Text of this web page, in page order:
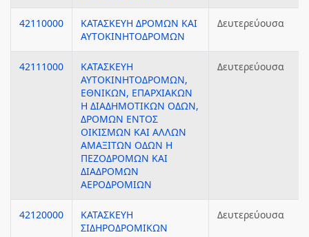
42110000
ΚΑΤΑΣΚΕΥΗ ΔΡΟΜΩΝ ΚΑΙ
ΑΥΤΟΚΙΝΗΤΟΔΡΟΜΩΝ
Δευτερεύουσα
42111000
ΚΑΤΑΣΚΕΥΗ
ΑΥΤΟΚΙΝΗΤΟΔΡΟΜΩΝ,
ΕΘΝΙΚΩΝ, ΕΠΑΡΧΙΑΚΩΝ
Η ΔΙΑΔΗΜΟΤΙΚΩΝ ΟΔΩΝ,
ΔΡΟΜΩΝ ΕΝΤΟΣ
ΟΙΚΙΣΜΩΝ ΚΑΙ ΑΛΛΩΝ
ΑΜΑΞΙΤΩΝ ΟΔΩΝ Η
ΠΕΖΟΔΡΟΜΩΝ ΚΑΙ
ΔΙΑΔΡΟΜΩΝ
ΑΕΡΟΔΡΟΜΙΩΝ
Δευτερεύουσα
42120000
ΚΑΤΑΣΚΕΥΗ
ΣΙΔΗΡΟΔΡΟΜΙΚΩΝ
Δευτερεύουσα